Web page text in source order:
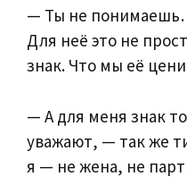
— Ты не
Для неё это не
знак. Что мы её
— А для меня знак
уважают, — так же
я — не жена, не